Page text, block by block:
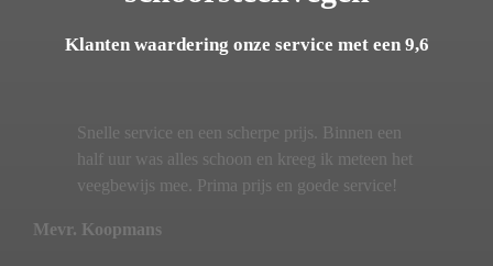
Klanten waardering onze service met een 9,6
Snelle service en een scherpe prijs. Binnen een
half uur was alles schoon en kreeg ik meteen het
veegbewijs mee. Prima prijs en goede service!
Mevr. Koopmans